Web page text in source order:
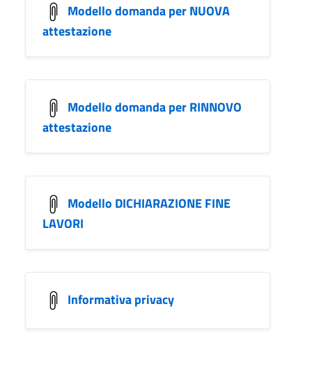
Modello domanda per NUOVA
attestazione
Modello domanda per RINNOVO
attestazione
Modello DICHIARAZIONE FINE
LAVORI
Informativa privacy